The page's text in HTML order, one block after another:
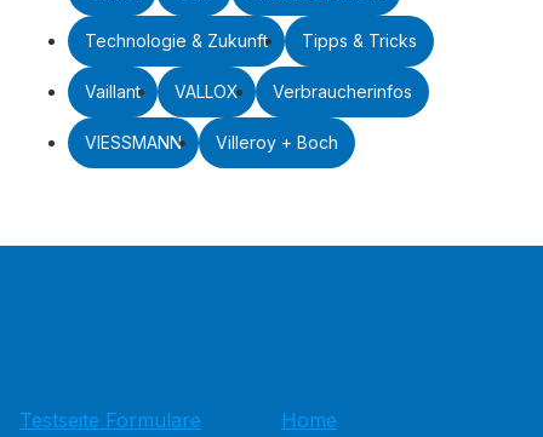
Technologie & Zukunft Tipps & Tricks
Vaillant VALLOX Verbraucherinfos
VIESSMANN Villeroy + Boch
Testseite Formulare
Home